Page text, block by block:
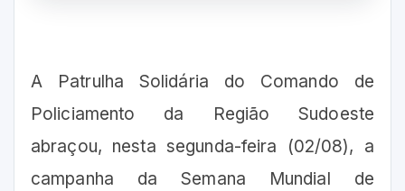
A Patrulha Solidária do Comando de
Policiamento da Região Sudoeste
abraçou, nesta segunda-feira (02/08), a
campanha da Semana Mundial de